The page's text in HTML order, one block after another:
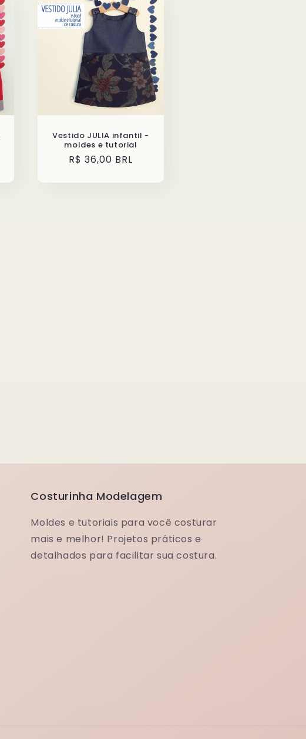
Vestido JULIA infantil -
moldes e tutorial
Preço
R$ 36,00 BRL
Costurinha Modelagem
Moldes e tutoriais para você costurar
mais e melhor! Projetos práticos e
detalhados para facilitar sua costura.